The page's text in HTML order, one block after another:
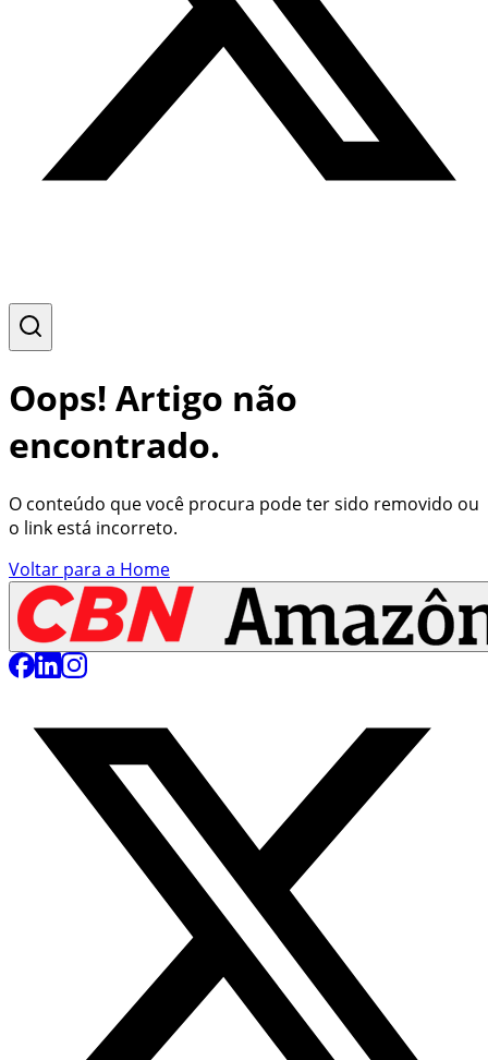
Oops! Artigo não
encontrado.
O conteúdo que você procura pode ter sido removido ou
o link está incorreto.
Voltar para a Home